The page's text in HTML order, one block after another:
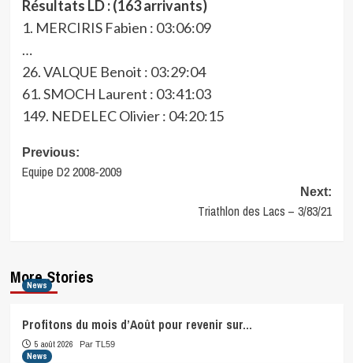
Résultats LD : (163 arrivants)
1. MERCIRIS Fabien : 03:06:09
…
26. VALQUE Benoit : 03:29:04
61. SMOCH Laurent : 03:41:03
149. NEDELEC Olivier : 04:20:15
Post
navigation
Previous:
Equipe D2 2008-2009
Next:
Triathlon des Lacs – 3/83/21
More Stories
News
Profitons du mois d’Août pour revenir sur…
5 août 2026 Par TL59
News